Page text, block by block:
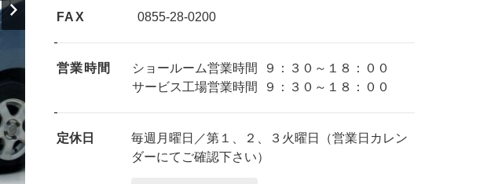
FAX 0855-28-0200
営業時間 ショールーム営業時間
９：３０～１８：００
サービス工場営業時間
９：３０～１８：００
定休日
毎週月曜日／第１、２、３火曜日（営業日カレン
ダーにてご確認下さい）